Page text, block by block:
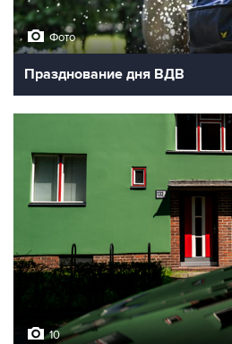
Фото
Празднование дня ВДВ
10